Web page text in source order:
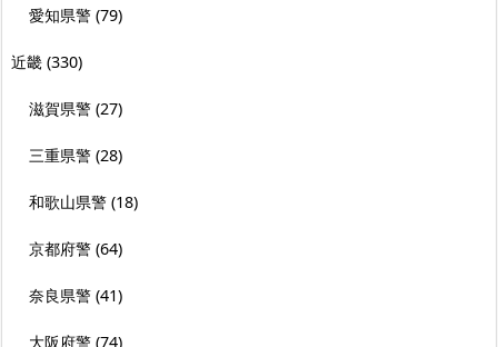
愛知県警 (79)
近畿 (330)
滋賀県警 (27)
三重県警 (28)
和歌山県警 (18)
京都府警 (64)
奈良県警 (41)
大阪府警 (74)